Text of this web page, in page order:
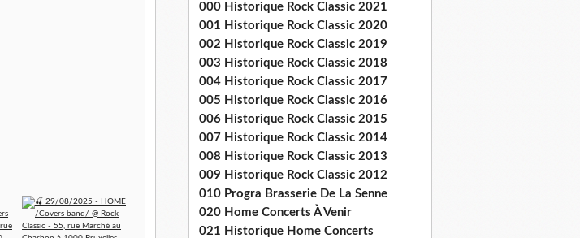
000 Historique Rock Classic 2021
001 Historique Rock Classic 2020
002 Historique Rock Classic 2019
003 Historique Rock Classic 2018
004 Historique Rock Classic 2017
005 Historique Rock Classic 2016
006 Historique Rock Classic 2015
007 Historique Rock Classic 2014
008 Historique Rock Classic 2013
009 Historique Rock Classic 2012
010 Progra Brasserie De La Senne
020 Home Concerts À Venir
021 Historique Home Concerts